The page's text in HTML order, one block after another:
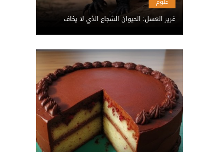
غرير العسل: الحيوان الشجاع الذي لا يخاف